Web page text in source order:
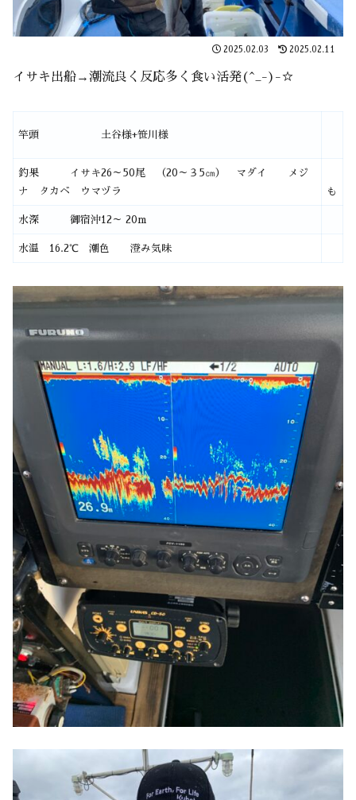
2025.02.03 2025.02.11
イサキ出船→潮流良く反応多く食い活発(^_-)-☆
竿頭 土谷様+笹川様
釣果 イサキ26～50尾 （20～３5㎝） マダイ メジ
ナ タカベ ウマヅラ
も
水深 御宿沖12～ 20m
水温 16.2℃ 潮色 澄み気味